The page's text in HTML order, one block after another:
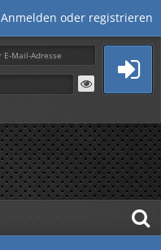
Anmelden oder registrieren